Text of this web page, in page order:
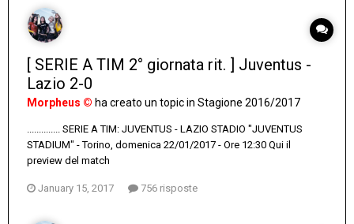
[ SERIE A TIM 2° giornata rit. ] Juventus -
Lazio 2-0
Morpheus © ha creato un topic in Stagione 2016/2017
.............. SERIE A TIM: JUVENTUS - LAZIO STADIO "JUVENTUS
STADIUM" - Torino, domenica 22/01/2017 - Ore 12:30 Qui il
preview del match
January 15, 2017 756 risposte